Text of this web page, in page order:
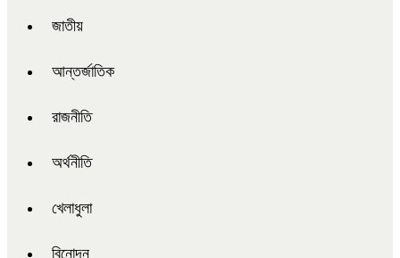
জাতীয়
আন্তর্জাতিক
রাজনীতি
অর্থনীতি
খেলাধুলা
বিনোদন